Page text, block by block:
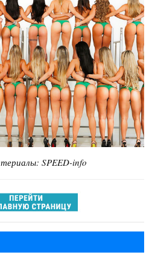
SPEED-info